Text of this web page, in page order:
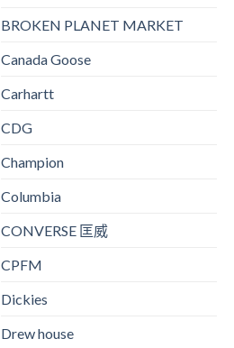
BROKEN PLANET MARKET
Canada Goose
Carhartt
CDG
Champion
Columbia
CONVERSE 匡威
CPFM
Dickies
Drew house